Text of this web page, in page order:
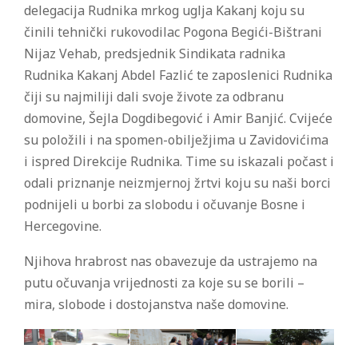
delegacija Rudnika mrkog uglja Kakanj koju su
činili tehnički rukovodilac Pogona Begići-Bištrani
Nijaz Vehab, predsjednik Sindikata radnika
Rudnika Kakanj Abdel Fazlić te zaposlenici Rudnika
čiji su najmiliji dali svoje živote za odbranu
domovine, Šejla Dogdibegović i Amir Banjić. Cvijeće
su položili i na spomen-obilježjima u Zavidovićima
i ispred Direkcije Rudnika. Time su iskazali počast i
odali priznanje neizmjernoj žrtvi koju su naši borci
podnijeli u borbi za slobodu i očuvanje Bosne i
Hercegovine.
Njihova hrabrost nas obavezuje da ustrajemo na
putu očuvanja vrijednosti za koje su se borili –
mira, slobode i dostojanstva naše domovine.